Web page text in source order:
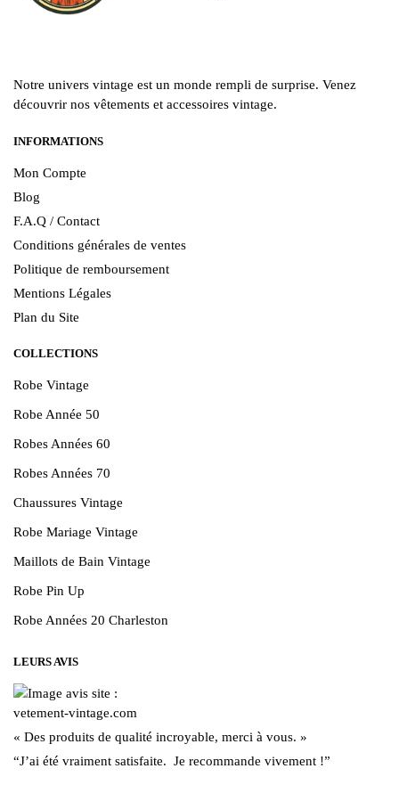
Notre univers vintage est un monde rempli de surprise. Venez
découvrir nos vêtements et accessoires vintage.
INFORMATIONS
Mon Compte
Blog
F.A.Q / Contact
Conditions générales de ventes
Politique de remboursement
Mentions Légales
Plan du Site
COLLECTIONS
Robe Vintage
Robe Année 50
Robes Années 60
Robes Années 70
Chaussures Vintage
Robe Mariage Vintage
Maillots de Bain Vintage
Robe Pin Up
Robe Années 20 Charleston
LEURS AVIS
« Des produits de qualité incroyable, merci à vous. »
“J’ai été vraiment satisfaite. Je recommande vivement !”